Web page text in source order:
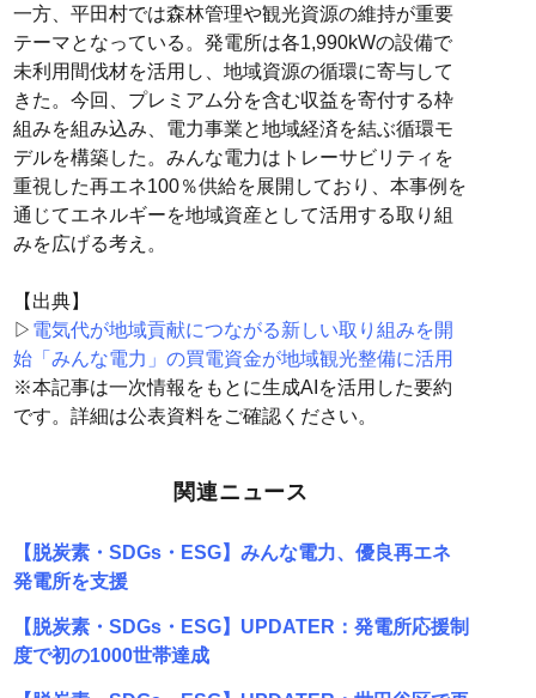
一方、平田村では森林管理や観光資源の維持が重要
テーマとなっている。発電所は各1,990kWの設備で
未利用間伐材を活用し、地域資源の循環に寄与して
きた。今回、プレミアム分を含む収益を寄付する枠
組みを組み込み、電力事業と地域経済を結ぶ循環モ
デルを構築した。みんな電力はトレーサビリティを
重視した再エネ100％供給を展開しており、本事例を
通じてエネルギーを地域資産として活用する取り組
みを広げる考え。
【出典】
▷ 電気代が地域貢献につながる新しい取り組みを開
始「みんな電力」の買電資金が地域観光整備に活用
※本記事は一次情報をもとに生成AIを活用した要約
です。詳細は公表資料をご確認ください。
関連ニュース
【脱炭素・SDGs・ESG】みんな電力、優良再エネ
発電所を支援
【脱炭素・SDGs・ESG】UPDATER：発電所応援制
度で初の1000世帯達成